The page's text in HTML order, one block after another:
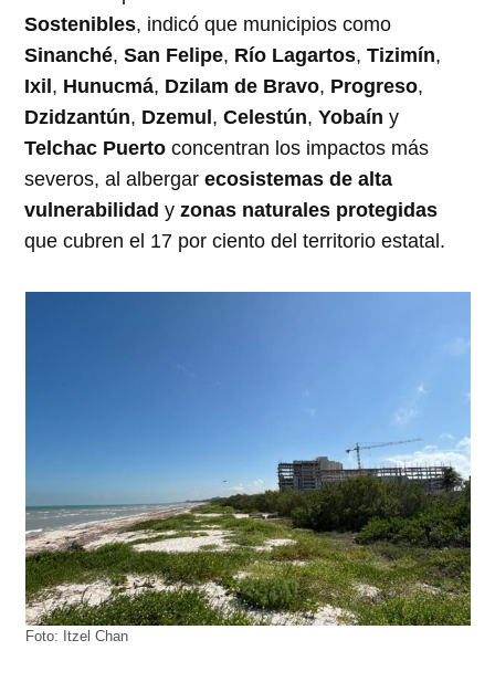
Sostenibles, indicó que municipios como
Sinanché,San Felipe, Río Lagartos,Tizimín,
Ixil, Hunucmá, Dzilam de Bravo, Progreso,
Dzidzantún, Dzemul,Celestún,Yobaín y
Telchac Puerto concentran los impactos más
severos, al albergarecosistemas de alta
vulnerabilidad yzonas naturales protegidas
que cubren el 17 por ciento del territorio estatal.
Foto: Itzel Chan